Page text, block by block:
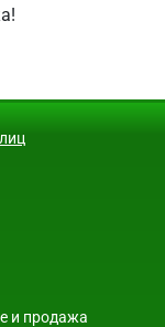
и продажа